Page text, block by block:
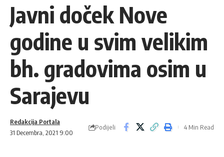
Javni doček Nove
godine u svim velikim
bh. gradovima osim u
Sarajevu
31 Decembra, 2021 9:00
Redakcija Portala
Podijeli 4 Min Read